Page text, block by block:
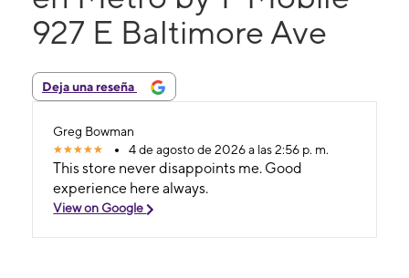
927 E Baltimore Ave
Deja una reseña
Greg Bowman
4 de agosto de 2026 a las 2:56 p. m.
This store never disappoints me. Good
experience here always.
View on Google